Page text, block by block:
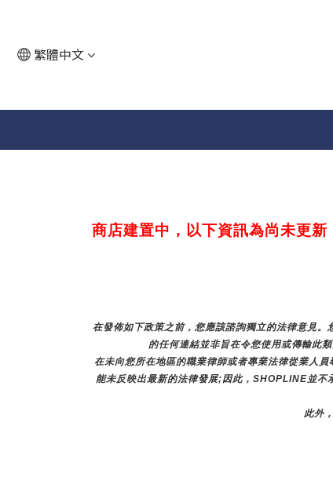
繁體中文
商店建置中，以下資訊為尚未更新
在發佈如下政策之前，您應該諮詢獨立的法律意見
的任何連結並非旨在令您使用或傳輸此
在未向您所在地區的職業律師或者專業法律從業人
能未反映出最新的法律發展;因此，SHOPLINE並
此外